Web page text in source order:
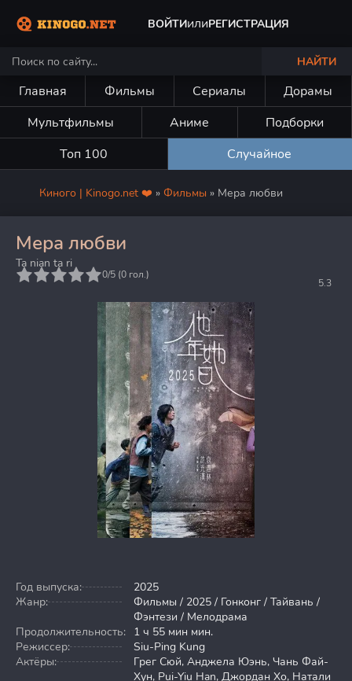
ВОЙТИилиРЕГИСТРАЦИЯ
НАЙТИ
Главная Фильмы Сериалы
Дорамы
Мультфильмы
Аниме
Подборки
Топ 100
Случайное
Киного | Kinogo.net ❤️ » Фильмы » Мера любви
Мера любви
Ta nian ta ri
5.3
0/5 (0 гол.)
Год выпуска:
2025
Жанр:
Фильмы / 2025 / Гонконг / Тайвань /
Фэнтези / Мелодрама
Продолжительность: 1 ч 55 мин мин.
Режиссер:
Siu-Ping Kung
Актёры:
Грег Сюй, Анджела Юэнь, Чань Фай-
Хун, Pui-Yiu Han, Джордан Хо, Натали